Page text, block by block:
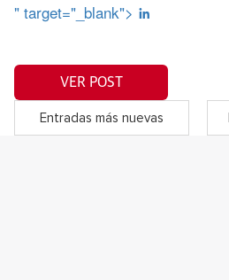
" target="_blank">
VER POST
Entradas más nuevas